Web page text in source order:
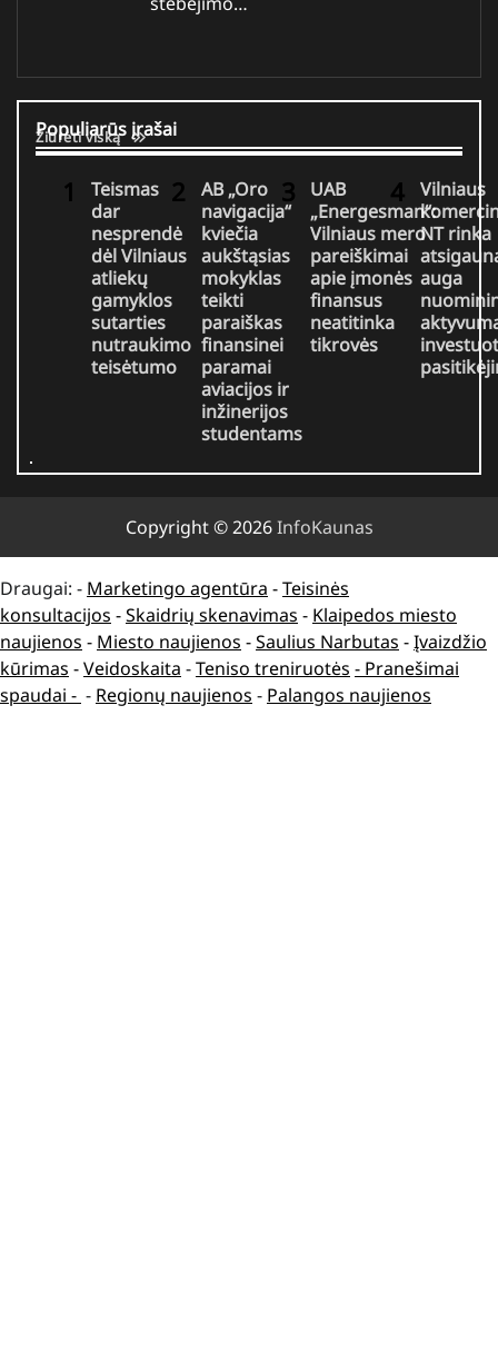
Populiarūs įrašai
Žiūrėti viską
Teismas
dar
nesprendė
dėl Vilniaus
atliekų
gamyklos
sutarties
nutraukimo
teisėtumo
AB „Oro
navigacija“
kviečia
aukštąsias
mokyklas
teikti
paraiškas
finansinei
paramai
aviacijos ir
inžinerijos
studentams
UAB
„Energesman“:
Vilniaus mero
pareiškimai
apie įmonės
finansus
neatitinka
tikrovės
Vilniaus
NT rinka
auga
Copyright © 2026InfoKaunas
Draugai: - Marketingo agentūra -Teisinės
konsultacijos -Skaidrių skenavimas - Klaipedos miesto
naujienos - Miesto naujienos -Saulius Narbutas -Įvaizdžio
kūrimas -Veidoskaita -Teniso treniruotės - Pranešimai
spaudai - - Regionų naujienos - Palangos naujienos